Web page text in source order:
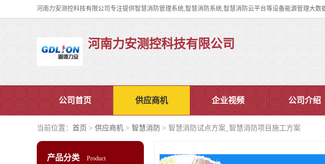
河南力安测控科技有限公司
公司首页 供应商机 企业视频 公司介绍
当前位置： 首页 > 供应商机 > 智慧消防 > 智慧消防试点方案_智慧消防项目施工方案
产品分类 Product